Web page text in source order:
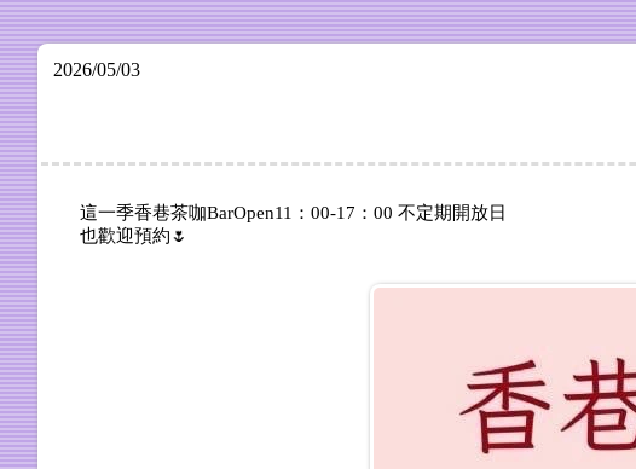
2026/05/03
這一季香巷茶咖BarOpen11：00-17：00 不定期開放日
也歡迎預約🌷